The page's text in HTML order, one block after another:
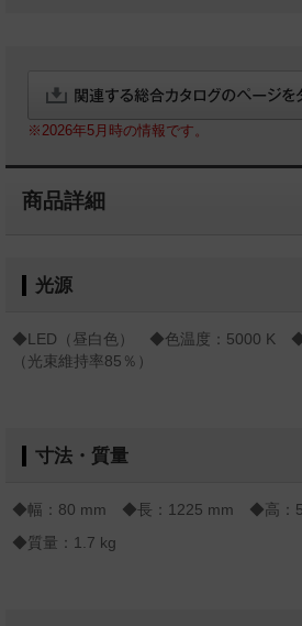
※2026年5月時の情報です。
商品詳細
光源
◆LED（昼白色） ◆色温度：5000 K ◆
（光束維持率85％）
寸法・質量
◆幅：80 mm ◆長：1225 mm ◆高：
◆質量：1.7 kg